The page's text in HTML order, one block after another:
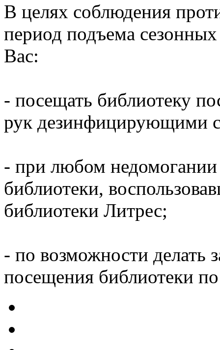
В целях соблюдения
период подъема
Вас:
- посещать библиотеку
рук дезинфицирующими
- при любом недомогании
библиотеки,
библиотеки Литрес;
- по возможности делать
посещения библиотеки